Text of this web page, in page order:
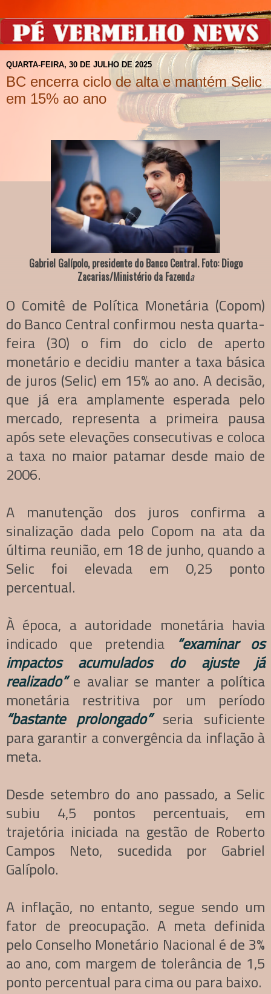
QUARTA-FEIRA, 30 DE JULHO DE 2025
BC encerra ciclo de alta e mantém Selic
em 15% ao ano
Gabriel Galípolo, presidente do Banco Central. Foto: Diogo
Zacarias/Ministério da Fazenda
O Comitê de Política Monetária (Copom)
do Banco Central confirmou nesta quarta-
feira (30) o fim do ciclo de aperto
monetário e decidiu manter a taxa básica
de juros (Selic) em 15% ao ano. A decisão,
que já era amplamente esperada pelo
mercado, representa a primeira pausa
após sete elevações consecutivas e coloca
a taxa no maior patamar desde maio de
2006.
A manutenção dos juros confirma a
sinalização dada pelo Copom na ata da
última reunião, em 18 de junho, quando a
Selic foi elevada em 0,25 ponto
percentual.
À época, a autoridade monetária havia
indicado que pretendia
“examinar os
impactos acumulados do ajuste já
realizado”e avaliar se manter a política
monetária restritiva por um período
“bastante prolongado”seria suficiente
para garantir a convergência da inflação à
meta.
Desde setembro do ano passado, a Selic
subiu 4,5 pontos percentuais, em
trajetória iniciada na gestão de Roberto
Campos Neto, sucedida por Gabriel
Galípolo.
A inflação, no entanto, segue sendo um
fator de preocupação. A meta definida
pelo Conselho Monetário Nacional é de 3%
ao ano, com margem de tolerância de 1,5
ponto percentual para cima ou para baixo.